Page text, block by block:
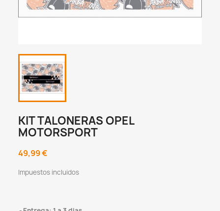
KIT TALONERAS OPEL
MOTORSPORT
49,99 €
Impuestos incluidos